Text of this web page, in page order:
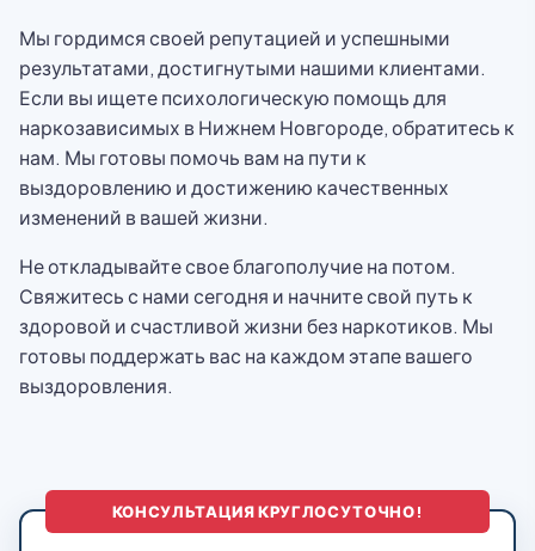
Мы гордимся своей репутацией и успешными
результатами, достигнутыми нашими клиентами.
Если вы ищете психологическую помощь для
наркозависимых в Нижнем Новгороде, обратитесь к
нам. Мы готовы помочь вам на пути к
выздоровлению и достижению качественных
изменений в вашей жизни.
Не откладывайте свое благополучие на потом.
Свяжитесь с нами сегодня и начните свой путь к
здоровой и счастливой жизни без наркотиков. Мы
готовы поддержать вас на каждом этапе вашего
выздоровления.
КОНСУЛЬТАЦИЯ КРУГЛОСУТОЧНО!